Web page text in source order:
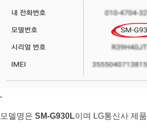
모델명은 SM-G930L이며 LG통신사 제